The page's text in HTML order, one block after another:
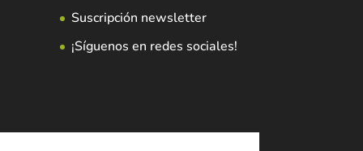
Suscripción newsletter
¡Síguenos en redes sociales!